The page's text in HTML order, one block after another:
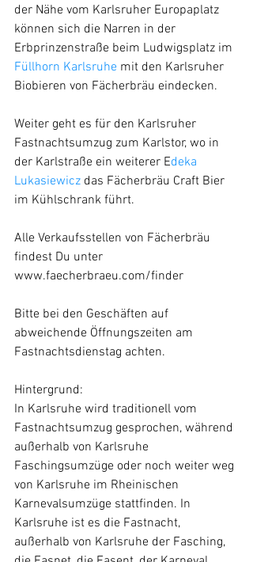
der Nähe vom Karlsruher Europaplatz
können sich die Narren in der
Erbprinzenstraße beim Ludwigsplatz im
Füllhorn Karlsruhe mit den Karlsruher
Biobieren von Fächerbräu eindecken.
Weiter geht es für den Karlsruher
Fastnachtsumzug zum Karlstor, wo in
der Karlstraße ein weiterer Edeka
Lukasiewicz das Fächerbräu Craft Bier
im Kühlschrank führt.
Alle Verkaufsstellen von Fächerbräu
findest Du unter
www.faecherbraeu.com/finder
Bitte bei den Geschäften auf
abweichende Öffnungszeiten am
Fastnachtsdienstag achten.
Hintergrund:
In Karlsruhe wird traditionell vom
Fastnachtsumzug gesprochen, während
außerhalb von Karlsruhe
Faschingsumzüge oder noch weiter weg
von Karlsruhe im Rheinischen
Karnevalsumzüge stattfinden. In
Karlsruhe ist es die Fastnacht,
außerhalb von Karlsruhe der Fasching,